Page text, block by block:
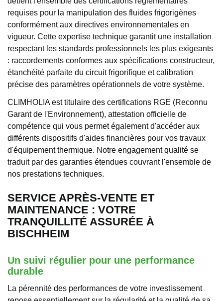
requises pour la manipulation des fluides frigorigènes
conformément aux directives environnementales en
vigueur. Cette expertise technique garantit une installation
respectant les standards professionnels les plus exigeants
: raccordements conformes aux spécifications constructeur,
étanchéité parfaite du circuit frigorifique et calibration
précise des paramètres opérationnels de votre système.
CLIMHOLIA est titulaire des certifications RGE (Reconnu
Garant de l'Environnement), attestation officielle de
compétence qui vous permet également d'accéder aux
différents dispositifs d'aides financières pour vos travaux
d'équipement thermique. Notre engagement qualité se
traduit par des garanties étendues couvrant l'ensemble de
nos prestations techniques.
SERVICE APRÈS-VENTE ET
MAINTENANCE : VOTRE
TRANQUILLITÉ ASSURÉE À
BISCHHEIM
Un suivi régulier pour une performance
durable
La pérennité des performances de votre investissement